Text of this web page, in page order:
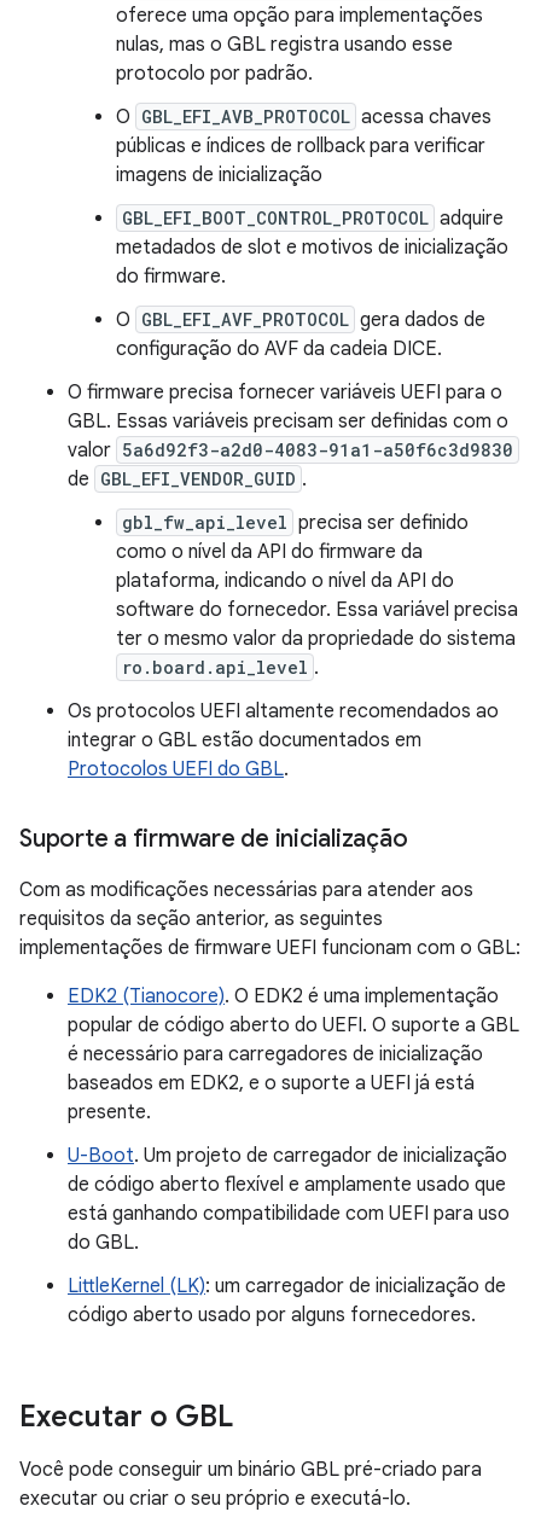
oferece uma opção para implementações
nulas, mas o GBL registra usando esse
protocolo por padrão.
O GBL_EFI_AVB_PROTOCOL acessa chaves
públicas e índices de rollback para verificar
imagens de inicialização
GBL_EFI_BOOT_CONTROL_PROTOCOL adquire
metadados de slot e motivos de inicialização
do firmware.
O GBL_EFI_AVF_PROTOCOL gera dados de
configuração do AVF da cadeia DICE.
O firmware precisa fornecer variáveis UEFI para o
GBL. Essas variáveis precisam ser definidas com o
valor 5a6d92f3-a2d0-4083-91a1-a50f6c3d9830
de GBL_EFI_VENDOR_GUID .
gbl_fw_api_level precisa ser definido
como o nível da API do firmware da
plataforma, indicando o nível da API do
software do fornecedor. Essa variável precisa
ter o mesmo valor da propriedade do sistema
ro.board.api_level .
Os protocolos UEFI altamente recomendados ao
integrar o GBL estão documentados em
Protocolos UEFI do GBL.
Suporte a firmware de inicialização
Com as modificações necessárias para atender aos
requisitos da seção anterior, as seguintes
implementações de firmware UEFI funcionam com o GBL:
EDK2 (Tianocore). O EDK2 é uma implementação
popular de código aberto do UEFI. O suporte a GBL
é necessário para carregadores de inicialização
baseados em EDK2, e o suporte a UEFI já está
presente.
U-Boot. Um projeto de carregador de inicialização
de código aberto flexível e amplamente usado que
está ganhando compatibilidade com UEFI para uso
do GBL.
LittleKernel (LK): um carregador de inicialização de
código aberto usado por alguns fornecedores.
Executar o GBL
Você pode conseguir um binário GBL pré-criado para
executar ou criar o seu próprio e executá-lo.